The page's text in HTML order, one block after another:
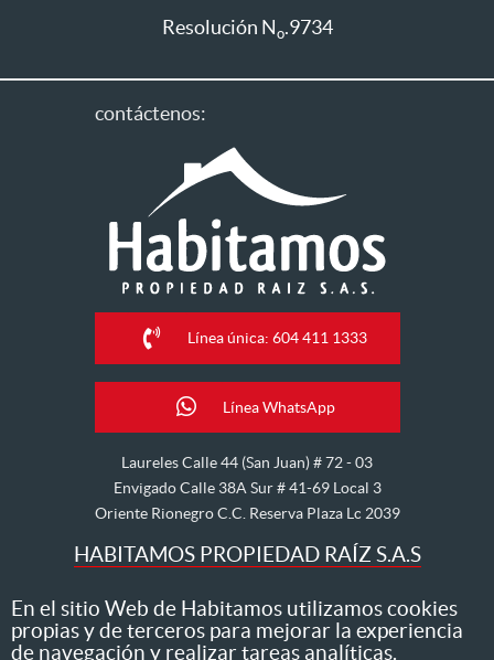
Resolución N o.9734
contáctenos:
Línea única: 604 411 1333
Línea WhatsApp
Laureles Calle 44 (San Juan) # 72 - 03
Envigado Calle 38A Sur # 41-69 Local 3
Oriente Rionegro C.C. Reserva Plaza Lc 2039
HABITAMOS PROPIEDAD RAÍZ S.A.S
Nos dedicamos al arriendo, venta, hipoteca, avalúo y
administración de inmuebles
En el sitio Web de Habitamos utilizamos cookies
propias y de terceros para mejorar la experiencia
de navegación y realizar tareas analíticas.